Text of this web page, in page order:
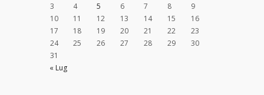
3
4 5 6 7 8
9
10
11 12 13 14 15
16
17
18 19 20 21 22
23
24
25 26 27 28 29
30
31
« Lug